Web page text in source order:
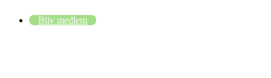
Bliv medlem